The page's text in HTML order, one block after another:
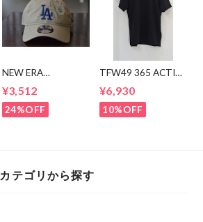
NEW ERA
¥3,512
24%OFF
TFW49 365 ACTIVE
¥6,930
10%OFF
カテゴリから探す